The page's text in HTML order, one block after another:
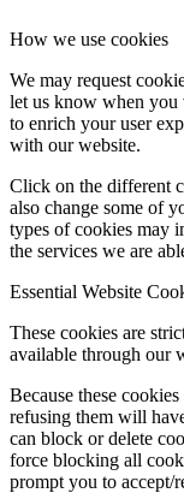
How we use cookies
We may request
let us know when you
to enrich your user
with our website.
Click on the different
also change some of
types of cookies may
the services we are
Essential Website
These cookies are
available through our
Because these
refusing them will
can block or delete
force blocking all
prompt you to accept/